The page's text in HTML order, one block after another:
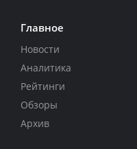
Главное
Новости
Аналитика
Рейтинги
Обзоры
Архив